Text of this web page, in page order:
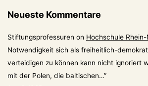
Neueste Kommentare
Stiftungsprofessuren on Hochschule
Notwendigkeit sich als freiheitlich-
verteidigen zu können kann nicht ignoriert
mit der Polen, die baltischen…”